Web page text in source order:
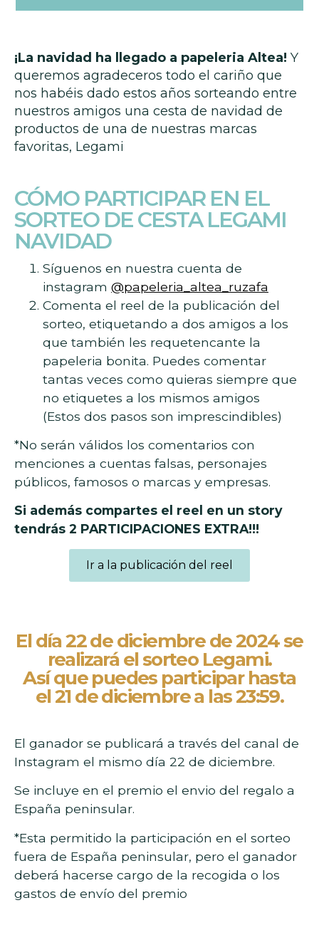
¡La navidad ha llegado a papeleria Altea! Y
queremos agradeceros todo el cariño que
nos habéis dado estos años sorteando entre
nuestros amigos una cesta de navidad de
productos de una de nuestras marcas
favoritas, Legami
CÓMO PARTICIPAR EN EL
SORTEO DE CESTA LEGAMI
NAVIDAD
Síguenos en nuestra cuenta de
instagram @papeleria_altea_ruzafa
Comenta el reel de la publicación del
sorteo, etiquetando a dos amigos a los
que también les requetencante la
papeleria bonita. Puedes comentar
tantas veces como quieras siempre que
no etiquetes a los mismos amigos
(Estos dos pasos son imprescindibles)
*No serán válidos los comentarios con
menciones a cuentas falsas, personajes
públicos, famosos o marcas y empresas.
Si además compartes el reel en un story
tendrás 2 PARTICIPACIONES EXTRA!!!
Ir a la publicación del reel
El día 22 de diciembre de 2024 se
realizará el sorteo Legami.
Así que puedes participar hasta
el 21 de diciembre a las 23:59.
El ganador se publicará a través del canal de
Instagram el mismo día 22 de diciembre.
Se incluye en el premio el envio del regalo a
España peninsular.
*Esta permitido la participación en el sorteo
fuera de España peninsular, pero el ganador
deberá hacerse cargo de la recogida o los
gastos de envío del premio